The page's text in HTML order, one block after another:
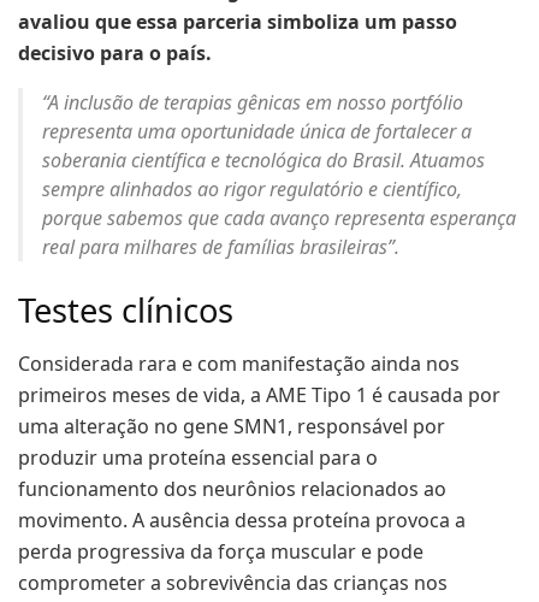
avaliou que essa parceria simboliza um passo
decisivo para o país.
“A inclusão de terapias gênicas em nosso portfólio
representa uma oportunidade única de fortalecer a
soberania científica e tecnológica do Brasil. Atuamos
sempre alinhados ao rigor regulatório e científico,
porque sabemos que cada avanço representa esperança
real para milhares de famílias brasileiras”.
Testes clínicos
Considerada rara e com manifestação ainda nos
primeiros meses de vida, a AME Tipo 1 é causada por
uma alteração no gene SMN1, responsável por
produzir uma proteína essencial para o
funcionamento dos neurônios relacionados ao
movimento. A ausência dessa proteína provoca a
perda progressiva da força muscular e pode
comprometer a sobrevivência das crianças nos